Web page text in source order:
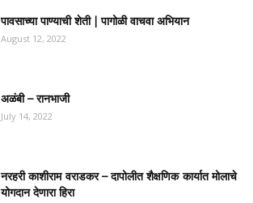
पावसाच्या पाण्याची शेती | पागोळी वाचवा अभियान
August 12, 2022
अळंबी – रानभाजी
July 14, 2022
नरहरी काशीराम वराडकर – दापोलीत शैक्षणिक कार्यात मोलाचे
योगदान देणारा हिरा